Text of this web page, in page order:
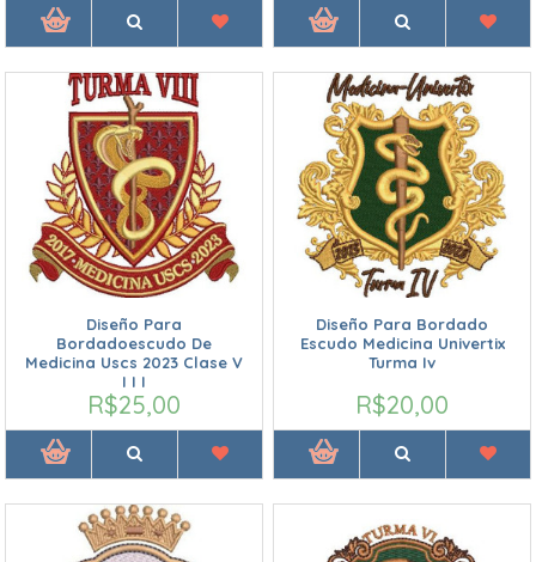
Diseño Para
Bordadoescudo De
Medicina Uscs 2023 Clase V
I I I
R$25,00
Diseño Para Bordado
Escudo Medicina Univertix
Turma Iv
R$20,00